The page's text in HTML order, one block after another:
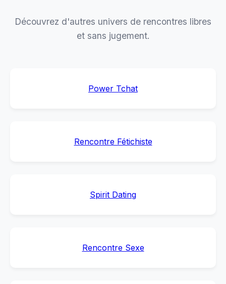
Découvrez d'autres univers de rencontres libres
et sans jugement.
Power Tchat
Rencontre Fétichiste
Spirit Dating
Rencontre Sexe